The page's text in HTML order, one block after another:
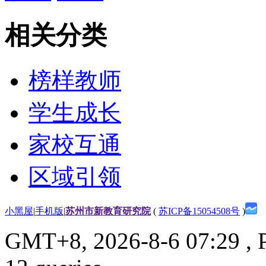
相关分类
榜样教师
学生成长
家校互通
区域引领
小黑屋|手机版|苏州市新教育研究院( 苏ICP备15054508号 )
GMT+8, 2026-8-6 07:29 ,